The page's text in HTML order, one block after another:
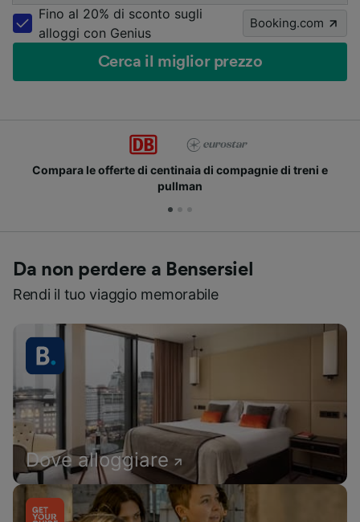
Fino al 20% di sconto sugli
alloggi con Genius
Booking.com
Cerca il miglior prezzo
Compara le offerte di centinaia di compagnie di treni e
pullman
Da non perdere a Bensersiel
Rendi il tuo viaggio memorabile
Dove alloggiare